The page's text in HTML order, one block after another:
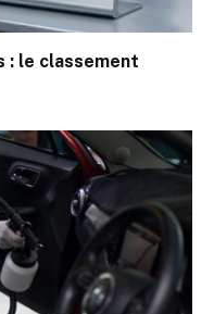
: le classement